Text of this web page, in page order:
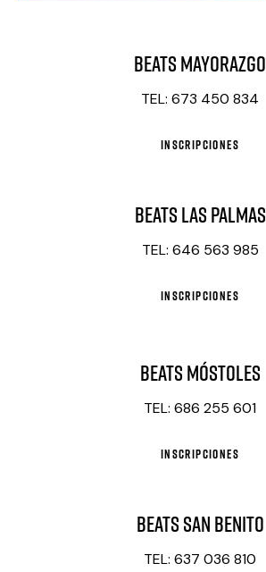
BEATS MAYORAZGO
TEL: 673 450 834
INSCRIPCIONES
BEATS LAS PALMAS
TEL: 646 563 985
INSCRIPCIONES
BEATS MÓSTOLES
TEL: 686 255 601
INSCRIPCIONES
BEATS SAN BENITO
TEL: 637 036 810